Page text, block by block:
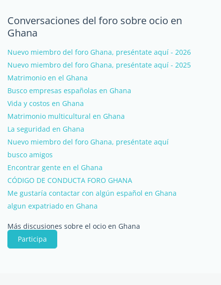
Conversaciones del foro sobre ocio en
Ghana
Nuevo miembro del foro Ghana, preséntate aquí - 2026
Nuevo miembro del foro Ghana, preséntate aquí - 2025
Matrimonio en el Ghana
Busco empresas españolas en Ghana
Vida y costos en Ghana
Matrimonio multicultural en Ghana
La seguridad en Ghana
Nuevo miembro del foro Ghana, preséntate aquí
busco amigos
Encontrar gente en el Ghana
CÓDIGO DE CONDUCTA FORO GHANA
Me gustaría contactar con algún español en Ghana
algun expatriado en Ghana
Más discusiones sobre el ocio en Ghana
Participa